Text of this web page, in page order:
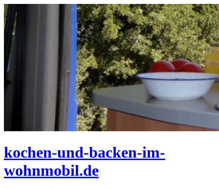
Zum
Inhalt
springen
kochen-und-backen-im-
wohnmobil.de